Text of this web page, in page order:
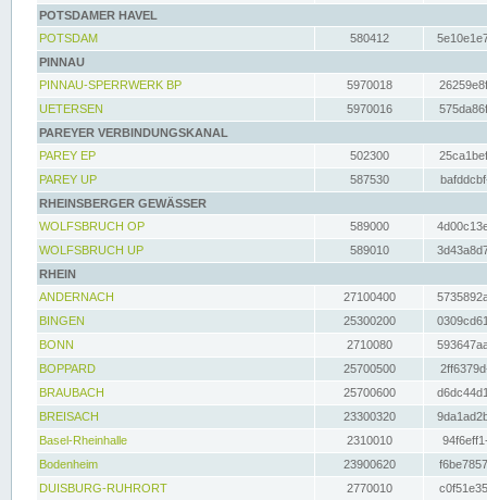
POTSDAMER HAVEL
POTSDAM
580412
PINNAU
PINNAU-SPERRWERK BP
5970018
UETERSEN
5970016
PAREYER VERBINDUNGSKANAL
PAREY EP
502300
PAREY UP
587530
RHEINSBERGER GEWÄSSER
WOLFSBRUCH OP
589000
WOLFSBRUCH UP
589010
RHEIN
ANDERNACH
27100400
BINGEN
25300200
BONN
2710080
BOPPARD
25700500
BRAUBACH
25700600
BREISACH
23300320
Basel-Rheinhalle
2310010
Bodenheim
23900620
DUISBURG-RUHRORT
2770010